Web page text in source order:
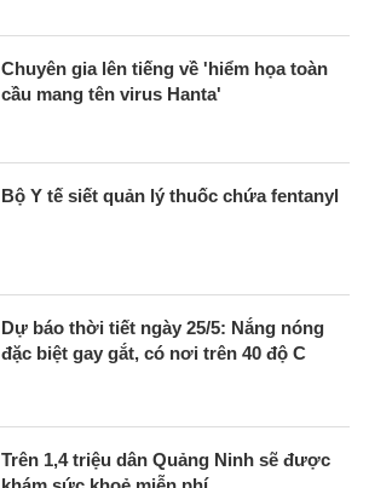
Chuyên gia lên tiếng về 'hiểm họa toàn
cầu mang tên virus Hanta'
Bộ Y tế siết quản lý thuốc chứa fentanyl
Dự báo thời tiết ngày 25/5: Nắng nóng
đặc biệt gay gắt, có nơi trên 40 độ C
Trên 1,4 triệu dân Quảng Ninh sẽ được